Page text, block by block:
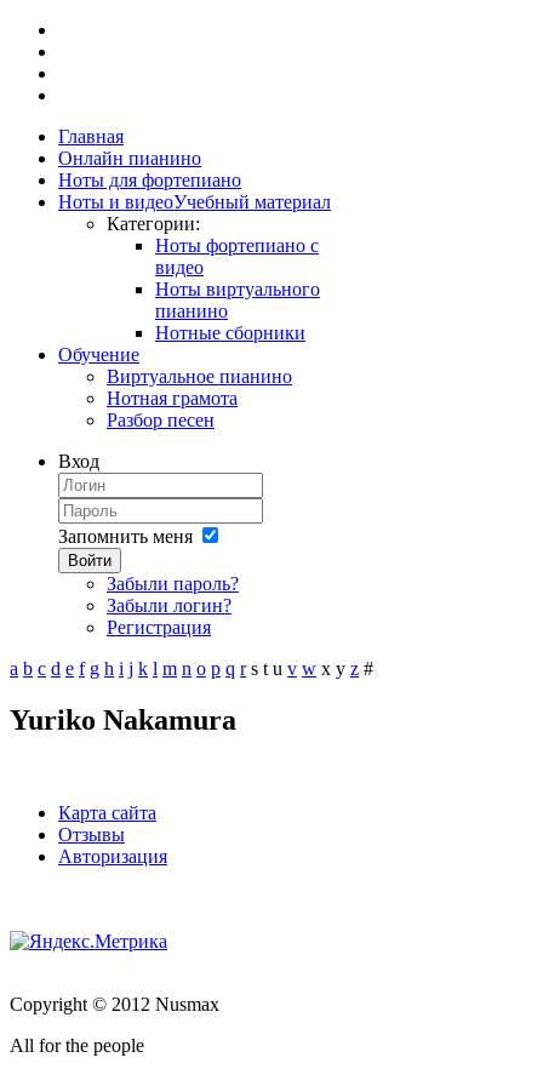
Главная
Онлайн пианино
Ноты для фортепиано
Ноты и видеоУчебный материал
Категории:
Ноты фортепиано с
видео
Ноты виртуального
пианино
Нотные сборники
Обучение
Виртуальное пианино
Нотная грамота
Разбор песен
Вход
Запомнить меня
Войти
Забыли пароль?
Забыли логин?
Регистрация
a b c d e f g h i j k l m n o p q r s t u v w x y z #
Yuriko Nakamura
Карта сайта
Отзывы
Авторизация
Copyright © 2012 Nusmax
All for the people